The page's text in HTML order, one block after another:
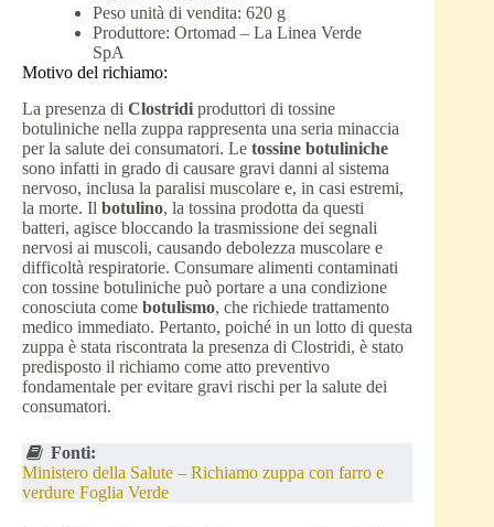
Peso unità di vendita: 620 g
Produttore: Ortomad – La Linea Verde
SpA
Motivo del richiamo:
La presenza di Clostridi produttori di tossine
botuliniche nella zuppa rappresenta una seria minaccia
per la salute dei consumatori. Le tossine botuliniche
sono infatti in grado di causare gravi danni al sistema
nervoso, inclusa la paralisi muscolare e, in casi estremi,
la morte. Il botulino, la tossina prodotta da questi
batteri, agisce bloccando la trasmissione dei segnali
nervosi ai muscoli, causando debolezza muscolare e
difficoltà respiratorie. Consumare alimenti contaminati
con tossine botuliniche può portare a una condizione
conosciuta come botulismo, che richiede trattamento
medico immediato. Pertanto, poiché in un lotto di questa
zuppa è stata riscontrata la presenza di Clostridi, è stato
predisposto il richiamo come atto preventivo
fondamentale per evitare gravi rischi per la salute dei
consumatori.
Fonti:
Ministero della Salute – Richiamo zuppa con farro e
verdure Foglia Verde